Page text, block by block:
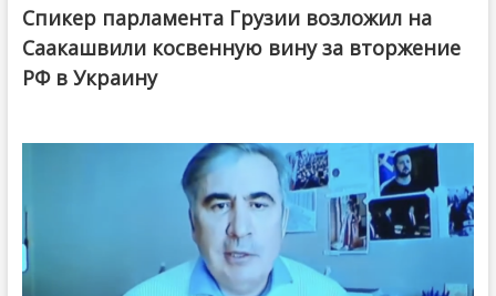
Спикер парламента Грузии возложил на
Саакашвили косвенную вину за вторжение
РФ в Украину